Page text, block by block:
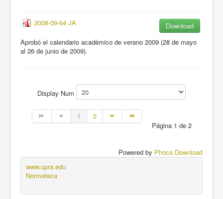
2008-09-64 JA
Download
Aprobó el calendario académico de verano 2009 (28 de mayo
al 26 de junio de 2009).
Display Num
1
2
Página 1 de 2
Powered by Phoca Download
www.upra.edu
Normateca